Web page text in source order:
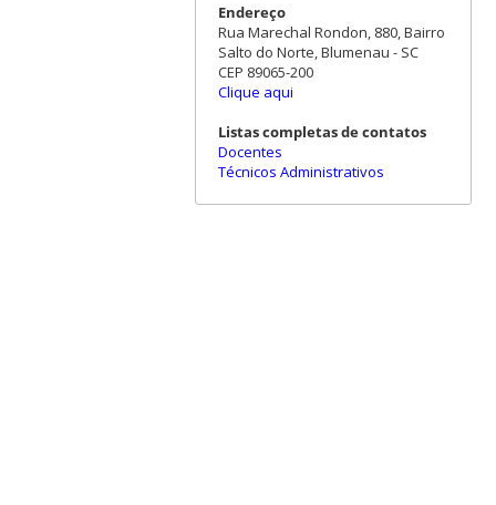
Endereço
Rua Marechal Rondon, 880, Bairro
Salto do Norte, Blumenau - SC
CEP 89065-200
Clique aqui
Listas completas de contatos
Docentes
Técnicos Administrativos